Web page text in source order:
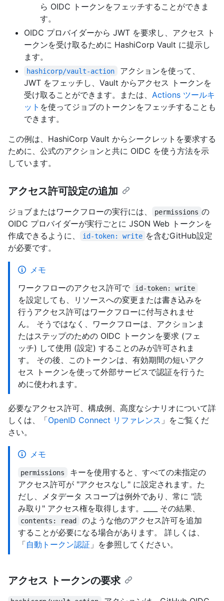
ら OIDC トークンをフェッチすることができま
す。
OIDC プロバイダーから JWT を要求し、アクセス ト
ークンを受け取るために HashiCorp Vault に提示し
ます。
hashicorp/vault-action
アクションを使って、
JWT をフェッチし、Vault からアクセス トークンを
受け取ることができます。または、 Actions ツールキ
ット を使ってジョブのトークンをフェッチすることも
できます。
この例は、HashiCorp Vault からシークレットを要求する
ために、公式のアクションと共に OIDC を使う方法を示
しています。
アクセス許可設定の追加
ジョブまたはワークフローの実行には、 permissions の
OIDC プロバイダーが実行ごとに JSON Web トークンを
作成できるように、
id-token: write を含むGitHub設定
が必要です。
メモ
ワークフローのアクセス許可で
id-token: write
を設定しても、リソースへの変更または書き込みを
行うアクセス許可はワークフローに付与されませ
ん。 そうではなく、ワークフローは、アクションま
たはステップのための OIDC トークンを要求 (フェ
ッチ) して使用 (設定) することのみが許可されま
す。 その後、このトークンは、有効期間の短いアク
セス トークンを使って外部サービスで認証を行うた
めに使われます。
必要なアクセス許可、構成例、高度なシナリオについて詳
しくは、「OpenID Connect リファレンス 」をご覧くだ
さい。
メモ
permissions
キーを使用すると、すべての未指定の
アクセス許可が "アクセスなし" に設定されます。た
だし、メタデータ スコープは例外であり、常に "読
み取り" アクセス権を取得します。____ その結果、
contents: read
のような他のアクセス許可を追加
することが必要になる場合があります。 詳しくは、
「自動トークン認証 」を参照してください。
アクセス トークンの要求